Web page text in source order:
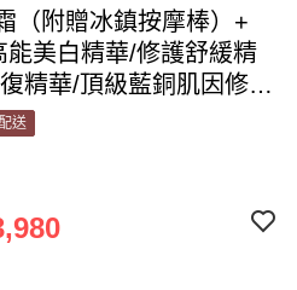
（附贈冰鎮按摩棒）+
美白精華/修護舒緩精
精華/頂級藍銅肌因修復
】
送